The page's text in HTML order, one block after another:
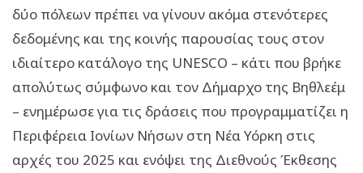
δύο πόλεων πρέπει να γίνουν ακόμα στενότερες
δεδομένης και της κοινής παρουσίας τους στον
ιδιαίτερο κατάλογο της UNESCO – κάτι που βρήκε
απολύτως σύμφωνο και τον Δήμαρχο της Βηθλεέμ
– ενημέρωσε για τις δράσεις που προγραμματίζει η
Περιφέρεια Ιονίων Νήσων στη Νέα Υόρκη στις
αρχές του 2025 και ενόψει της Διεθνούς Έκθεσης